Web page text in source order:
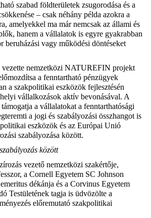
szabad földterületek zsugorodása és a
– csak néhány példa azokra a
amelyekkel ma már nemcsak az állami és
hanem a vállalatok is egyre gyakrabban
beruházási vagy működési döntéseket
nemzetközi NATUREFIN projekt
a fenntartható pénzügyek
a szakpolitikai eszközök fejlesztésén
vállalkozások aktív bevonásával. A
a vállalatokat a fenntarthatósági
a jogi és szabályozási összhangot is
eszközök és az Európai Unió
szabályozása között.
között
vezető nemzetközi szakértője,
a Cornell Egyetem SC Johnson
dékánja és a Corvinus Egyetem
Testületének tagja is üdvözölte a
előremutató szakpolitikai